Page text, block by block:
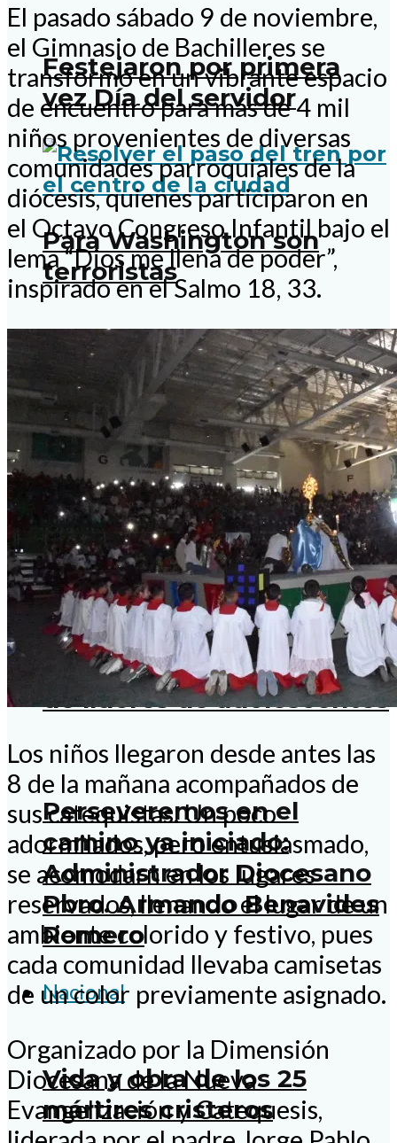
Festejaron por primera
vez Día del servidor
Para Washington son
terroristas
Invitan a parejas al nuevo
ciclo de Caná
Tendrán sacerdotes
jornada de formación
Realizan primer encuentro
de líderes de adolescentes
Perseveremos en el
camino ya iniciado:
Administrador Diocesano
Pbro. Armando Benavides
Romero
Nacional
Vida y obra de los 25
mártires cristeros
El pasado sábado 9 de noviembre,
el Gimnasio de Bachilleres se
transformó en un vibrante espacio
de encuentro para más de 4 mil
niños provenientes de diversas
comunidades parroquiales de la
diócesis, quienes participaron en
el Octavo Congreso Infantil bajo el
lema “Dios me llena de poder”,
inspirado en el Salmo 18, 33.
Los niños llegaron desde antes las
8 de la mañana acompañados de
sus catequistas. Un poco
adormilados, pero entusiasmado,
se acomodarn en los lugares
reservados, llenando el lugar de un
ambiente colorido y festivo, pues
cada comunidad llevaba camisetas
de un color previamente asignado.
Organizado por la Dimensión
Diocesana de la Nueva
Evangelización y Catequesis,